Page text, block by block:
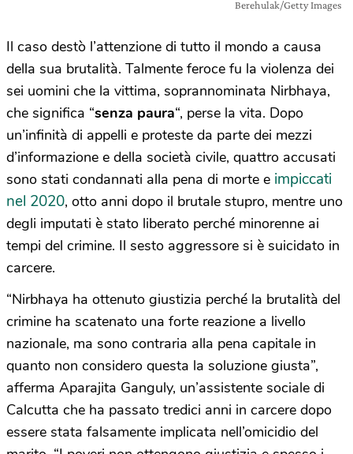
Berehulak/Getty Images
Il caso destò l’attenzione di tutto il mondo a causa
della sua brutalità. Talmente feroce fu la violenza dei
sei uomini che la vittima, soprannominata Nirbhaya,
che significa “senza paura“, perse la vita. Dopo
un’infinità di appelli e proteste da parte dei mezzi
d’informazione e della società civile, quattro accusati
sono stati condannati alla pena di morte e impiccati
nel 2020, otto anni dopo il brutale stupro, mentre uno
degli imputati è stato liberato perché minorenne ai
tempi del crimine. Il sesto aggressore si è suicidato in
carcere.
“Nirbhaya ha ottenuto giustizia perché la brutalità del
crimine ha scatenato una forte reazione a livello
nazionale, ma sono contraria alla pena capitale in
quanto non considero questa la soluzione giusta”,
afferma Aparajita Ganguly, un’assistente sociale di
Calcutta che ha passato tredici anni in carcere dopo
essere stata falsamente implicata nell’omicidio del